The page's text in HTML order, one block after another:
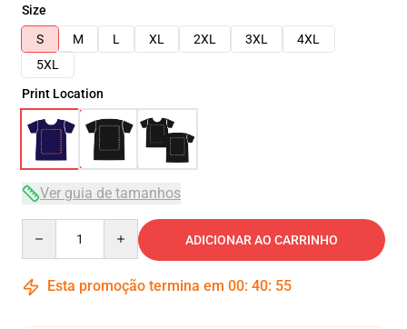
Size
S
M L XL 2XL 3XL
4XL
5XL
Print Location
Ver guia de tamanhos
ADICIONAR AO CARRINHO
Esta promoção termina em 00: 40: 54